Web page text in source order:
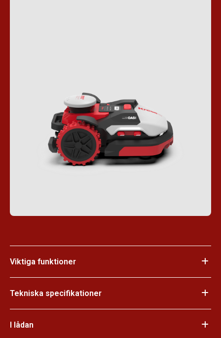
Viktiga funktioner
Tekniska specifikationer
I lådan